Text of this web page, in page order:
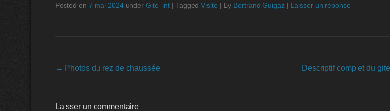
Posted on 7 mai 2024 under Gite_int | Tagged Visite | By Bertrand Guigaz | Laisser un réponse
Navigation dans les articles
← Photos du rez de chaussée Descriptif complet du gite
Laisser un commentaire